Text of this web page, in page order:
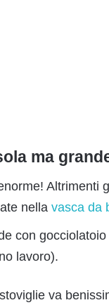
ma
Altrimenti
nella vasca da
con
lavoro).
va